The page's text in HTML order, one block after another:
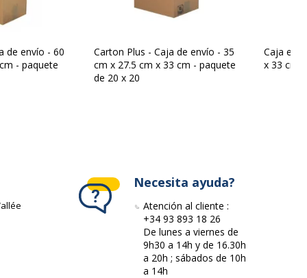
envío
3664233000823,3664233006504
de envío - 60
- paquete
Carton Plus - Caja de envío - 35
cm x 27.5 cm x 33 cm - paquete
de 20 x 20
Caja
x 33 cm
Necesita ayuda?
Atención al cliente :
+34 93 893 18 26
De lunes a viernes de
9h30 a 14h y de 16.30h
a 20h ; sábados de 10h
a 14h